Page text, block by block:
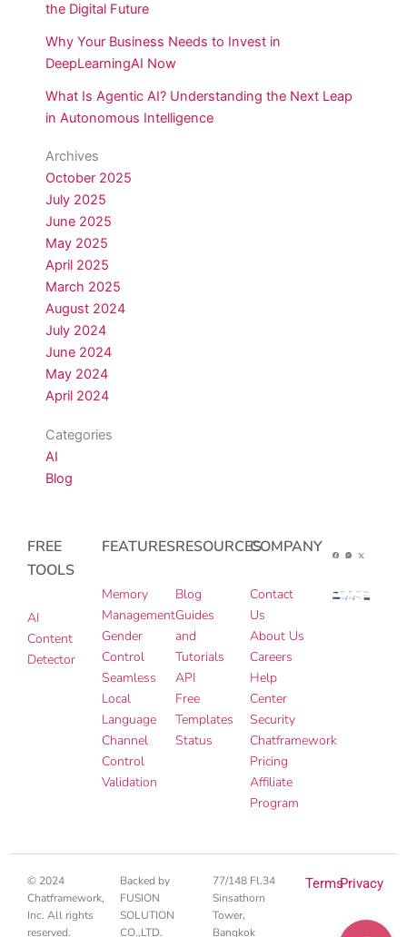
the Digital Future
Why Your Business Needs to Invest in
DeepLearningAI Now
What Is Agentic AI? Understanding the Next Leap
in Autonomous Intelligence
Archives
October 2025
July 2025
June 2025
May 2025
April 2025
March 2025
August 2024
July 2024
June 2024
May 2024
April 2024
Categories
AI
Blog
FREE
TOOLS
AI
Content
Detector
FEATURES
Memory
Management
Gender
Control
Seamless
Local
Language
Channel
Control
Validation
RESOURCES
Blog
Guides
and
Tutorials
API
Free
Templates
Status
COMPANY
Contact
Us
About Us
Careers
Help
Center
Security
Chatframework
Pricing
Affiliate
Program
© 2024
Chatframework,
Inc. All rights
reserved.
Backed by
FUSION
SOLUTION
CO.,LTD.
77/148 Fl.34
Sinsathorn
Tower,
Bangkok
TermsPrivacy